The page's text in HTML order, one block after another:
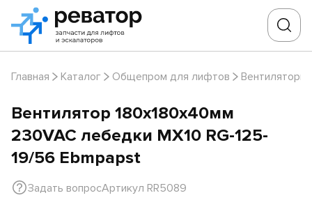
Главная Каталог Общепром для лифтов Вентиляторы
Вентилятор 180х180х40мм
230VAC лебедки MX10 RG-125-
19/56 Ebmpapst
Задать вопросАртикул RR5089